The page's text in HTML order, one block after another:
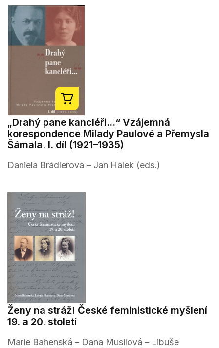
„Drahý pane kancléři...“ Vzájemná
korespondence Milady Paulové a Přemysla
Šámala. I. díl (1921–1935)
Daniela Brádlerová – Jan Hálek (eds.)
Ženy na stráž! České feministické myšlení
19. a 20. století
Marie Bahenská – Dana Musilová – Libuše